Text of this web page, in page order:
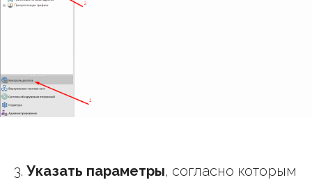
3. Указать параметры, согласно которым